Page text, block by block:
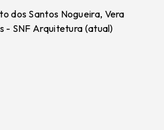
dos Santos Nogueira, Vera
- SNF Arquitetura (atual)